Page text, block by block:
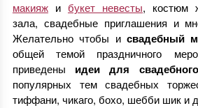
макияжи букет невесты, костюм
зала, свадебные приглашения и
Желательно чтобы и свадебный
общей темой праздничного
приведены идеи для
популярных тем свадебных
тиффани, чикаго, бохо, шебби шик и